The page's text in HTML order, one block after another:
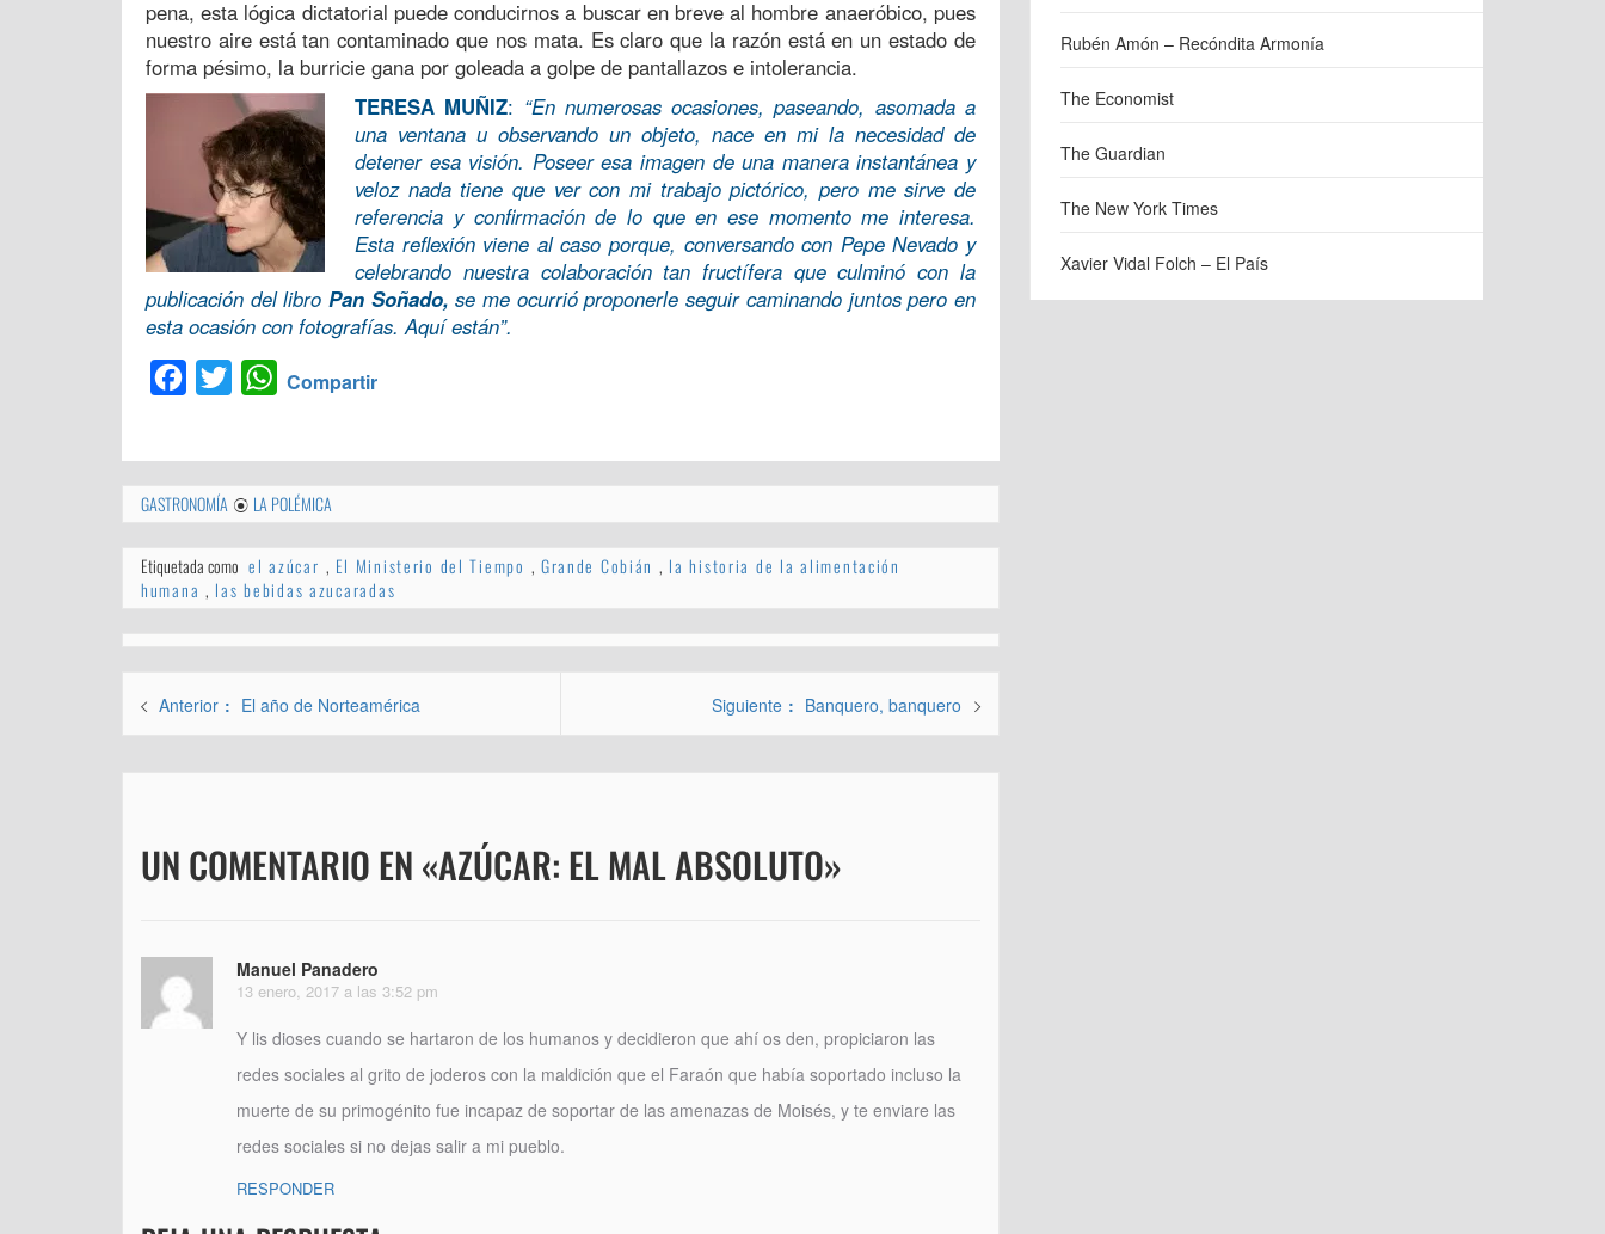
pena, esta lógica dictatorial puede conducirnos a buscar en breve al hombre anaeróbico, pues
nuestro aire está tan contaminado que nos mata. Es claro que la razón está en un estado de
forma pésimo, la burricie gana por goleada a golpe de pantallazos e intolerancia.
TERESA MUÑIZ: “En numerosas ocasiones, paseando, asomada a
una ventana u observando un objeto, nace en mi la necesidad de
detener esa visión. Poseer esa imagen de una manera instantánea y
veloz nada tiene que ver con mi trabajo pictórico, pero me sirve de
referencia y confirmación de lo que en ese momento me interesa.
Esta reflexión viene al caso porque, conversando con Pepe Nevado y
celebrando nuestra colaboración tan fructífera que culminó con la
publicación del libroPan Soñado,se me ocurrió proponerle seguir caminando juntos pero en
esta ocasión con fotografías. Aquí están”.
Facebook
TwitterWhatsApp
Compartir
GASTRONOMÍA LA POLÉMICA
Etiquetada como el azúcar , El Ministerio del Tiempo , Grande Cobián , la historia de la alimentación
humana , las bebidas azucaradas
Navegación
de
entradas
Anterior
Entrada
El año de Norteamérica Siguiente
Entrada
Banquero, banquero
UN COMENTARIO EN «AZÚCAR: EL MAL ABSOLUTO»
Manuel Panadero
13 enero, 2017 a las 3:52 pm
Y lis dioses cuando se hartaron de los humanos y decidieron que ahí os den, propiciaron las
redes sociales al grito de joderos con la maldición que el Faraón que había soportado incluso la
muerte de su primogénito fue incapaz de soportar de las amenazas de Moisés, y te enviare las
redes sociales si no dejas salir a mi pueblo.
RESPONDER
Rubén Amón – Recóndita Armonía
The Economist
The Guardian
The New York Times
Xavier Vidal Folch – El País